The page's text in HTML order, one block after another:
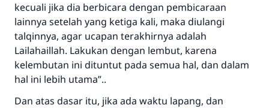
kecuali jika dia berbicara dengan pembicaraan
lainnya setelah yang ketiga kali, maka diulangi
talqinnya, agar ucapan terakhirnya adalah
Lailahaillah. Lakukan dengan lembut, karena
kelembutan ini dituntut pada semua hal, dan dalam
hal ini lebih utama”..
Dan atas dasar itu, jika ada waktu lapang, dan